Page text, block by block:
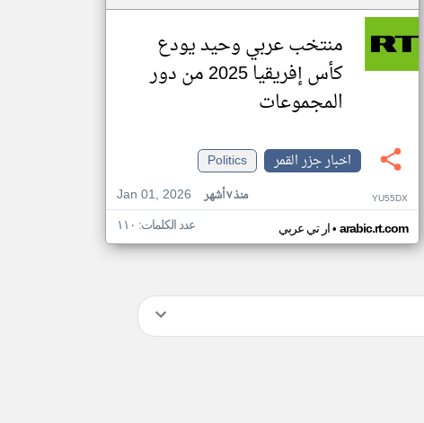
منتخب عربي وحيد يودع
كأس إفريقيا 2025 من دور
المجموعات
اخبار جزر القمر
Politics
Jan 01, 2026
منذ ٧ أشهر YU55DX
ار تي عربي• arabic.rt.com عدد الكلمات: ١١٠